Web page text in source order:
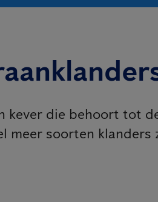
kever die behoort tot
meer soorten